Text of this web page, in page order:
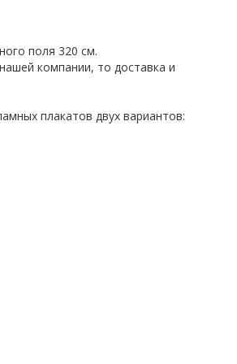
поля 320 см.
компании, то доставка и
плакатов двух вариантов: